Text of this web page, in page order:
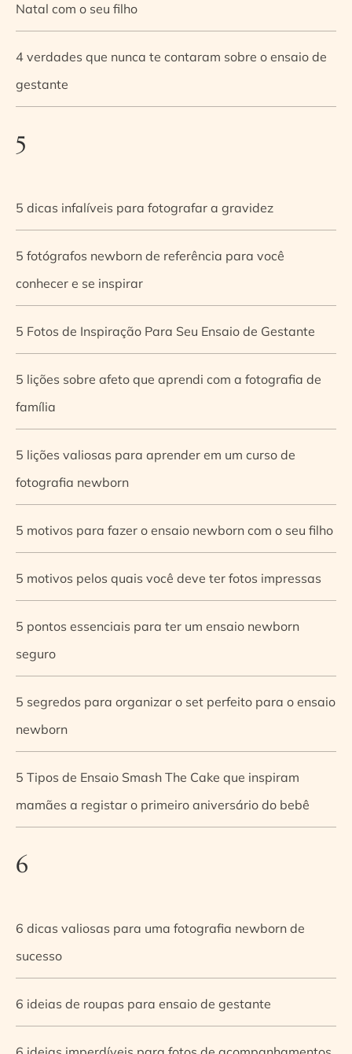
Natal com o seu filho
4 verdades que nunca te contaram sobre o ensaio de
gestante
5
5 dicas infalíveis para fotografar a gravidez
5 fotógrafos newborn de referência para você
conhecer e se inspirar
5 Fotos de Inspiração Para Seu Ensaio de Gestante
5 lições sobre afeto que aprendi com a fotografia de
família
5 lições valiosas para aprender em um curso de
fotografia newborn
5 motivos para fazer o ensaio newborn com o seu filho
5 motivos pelos quais você deve ter fotos impressas
5 pontos essenciais para ter um ensaio newborn
seguro
5 segredos para organizar o set perfeito para o ensaio
newborn
5 Tipos de Ensaio Smash The Cake que inspiram
mamães a registar o primeiro aniversário do bebê
6
6 dicas valiosas para uma fotografia newborn de
sucesso
6 ideias de roupas para ensaio de gestante